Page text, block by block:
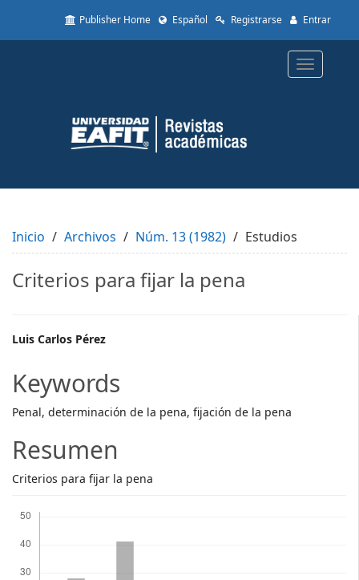
to
Content
Sidebar
Publisher Home Español Registrarse Entrar
Toggle
Inicio Archivos Núm. 13 (1982) Estudios
Criterios para fijar la pena
Main
Article
Content
Luis Carlos Pérez
Keywords
Penal, determinación de la pena, fijación de la pena
Resumen
Criterios para fijar la pena